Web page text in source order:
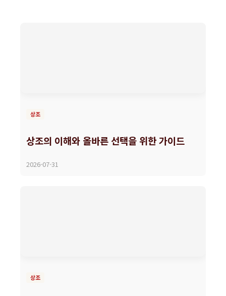
상조
상조의 이해와 올바른 선택을 위한 가이드
2026-07-31
상조